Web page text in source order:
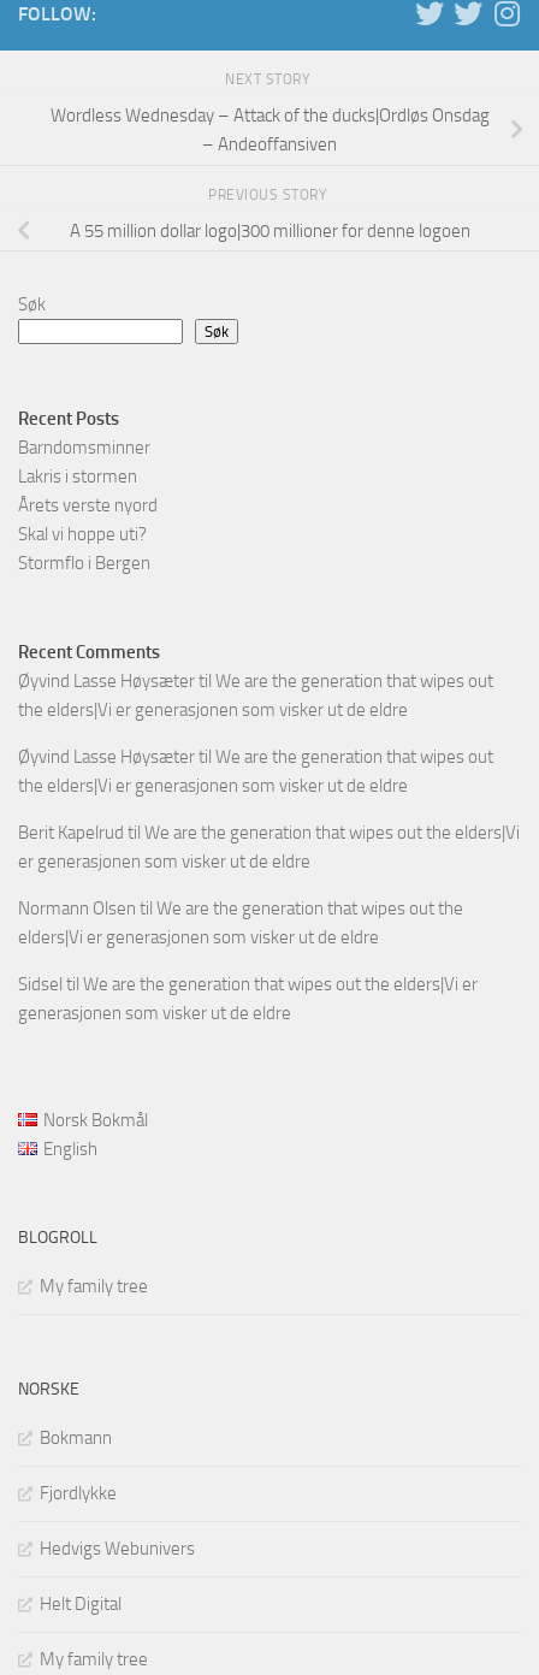
FOLLOW:
NEXT STORY
Wordless Wednesday – Attack of the ducks|Ordløs Onsdag
– Andeoffansiven
PREVIOUS STORY
A 55 million dollar logo|300 millioner for denne logoen
Søk
Søk
Recent Posts
Barndomsminner
Lakris i stormen
Årets verste nyord
Skal vi hoppe uti?
Stormflo i Bergen
Recent Comments
Øyvind Lasse Høysætertil We are the generation that wipes out
the elders|Vi er generasjonen som visker ut de eldre
Øyvind Lasse Høysætertil We are the generation that wipes out
the elders|Vi er generasjonen som visker ut de eldre
Berit Kapelrud til We are the generation that wipes out the elders|Vi
er generasjonen som visker ut de eldre
Normann Olsen til We are the generation that wipes out the
elders|Vi er generasjonen som visker ut de eldre
Sidsel til We are the generation that wipes out the elders|Vi er
generasjonen som visker ut de eldre
Norsk Bokmål
English
BLOGROLL
My family tree
NORSKE
Bokmann
Fjordlykke
Hedvigs Webunivers
Helt Digital
My family tree